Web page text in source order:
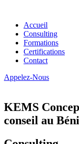
Accueil
Consulting
Formations
Certifications
Contact
Appelez-Nous
KEMS
conseil au